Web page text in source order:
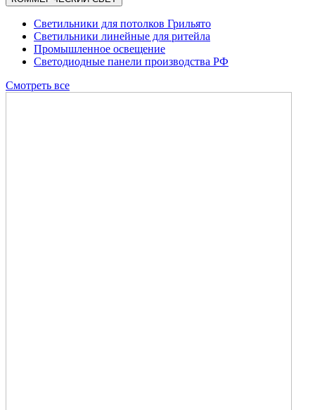
Светильники для потолков Грильято
Светильники линейные для ритейла
Промышленное освещение
Светодиодные панели производства РФ
Смотреть все